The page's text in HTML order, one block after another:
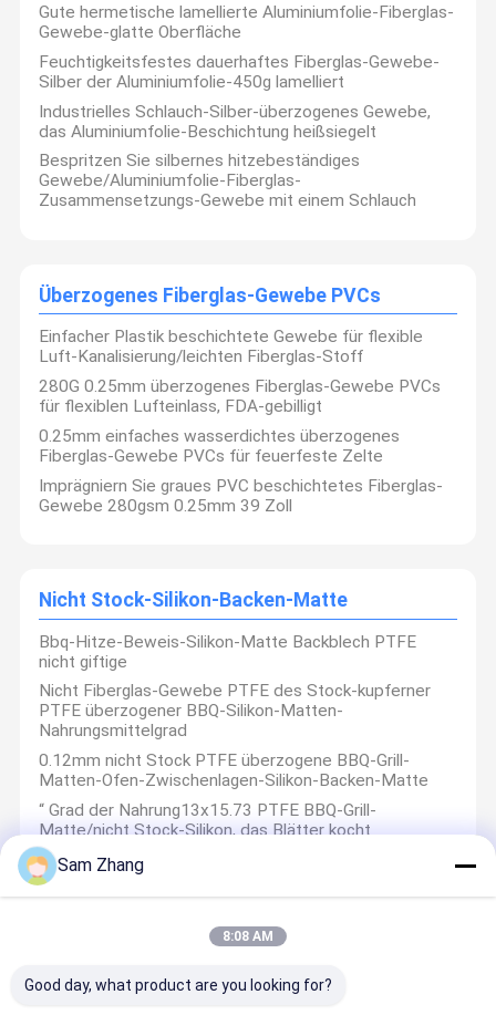
Gute hermetische lamellierte Aluminiumfolie-Fiberglas-
Gewebe-glatte Oberfläche
Feuchtigkeitsfestes dauerhaftes Fiberglas-Gewebe-
Silber der Aluminiumfolie-450g lamelliert
Industrielles Schlauch-Silber-überzogenes Gewebe,
das Aluminiumfolie-Beschichtung heißsiegelt
Bespritzen Sie silbernes hitzebeständiges
Gewebe/Aluminiumfolie-Fiberglas-
Zusammensetzungs-Gewebe mit einem Schlauch
Überzogenes Fiberglas-Gewebe PVCs
Einfacher Plastik beschichtete Gewebe für flexible
Luft-Kanalisierung/leichten Fiberglas-Stoff
280G 0.25mm überzogenes Fiberglas-Gewebe PVCs
für flexiblen Lufteinlass, FDA-gebilligt
0.25mm einfaches wasserdichtes überzogenes
Fiberglas-Gewebe PVCs für feuerfeste Zelte
Imprägniern Sie graues PVC beschichtetes Fiberglas-
Gewebe 280gsm 0.25mm 39 Zoll
Nicht Stock-Silikon-Backen-Matte
Bbq-Hitze-Beweis-Silikon-Matte Backblech PTFE
nicht giftige
Nicht Fiberglas-Gewebe PTFE des Stock-kupferner
PTFE überzogener BBQ-Silikon-Matten-
Nahrungsmittelgrad
0.12mm nicht Stock PTFE überzogene BBQ-Grill-
Matten-Ofen-Zwischenlagen-Silikon-Backen-Matte
“ Grad der Nahrung13x15.73 PTFE BBQ-Grill-
Matte/nicht Stock-Silikon, das Blätter kocht
Feuerfeste Dokumenten-Tasche
irritierende feuerfeste Geld-Taschen-Flausch-Öffnung
Unsere Produkte werden durch einige der sehr gut
bekannten industriellen Häuser in der Erdölchemikalie,
in der Energie, im Zement, im Stahl, im chemischen, im
pharmazeutischen, Gas und Prozessindustrie benutzt.
verschiedene Firmen/industrielle Häuser in
Großbritannien, in US, in Europa, in Australien, in Afrika
und im Mittlere Osten.
Unionfull Gruppe Ltd. ist Ihr erster Lieferant des
industriellen thermischen Isolieren, Schweißen und
Schnittschutzes und der Sicherheit Produkte.
Telefon: +86-573-89601588 -
Fax: 4008266163-8807
Telefon: +86-18668332131
Sam Zhang
8:08 AM
Good day, what product are you looking for?